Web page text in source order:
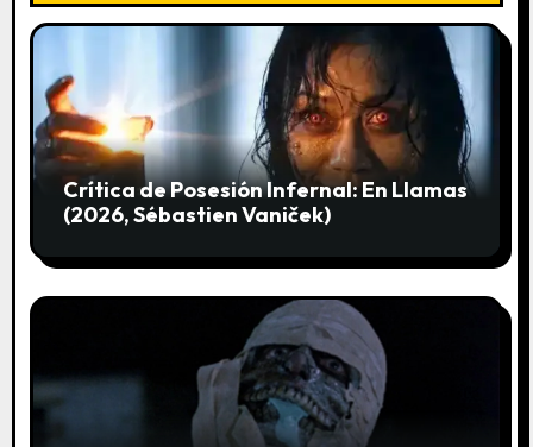
e
n
t
r
d
s
Crítica de Posesión Infernal: En Llamas
(2026, Sébastien Vaniček)